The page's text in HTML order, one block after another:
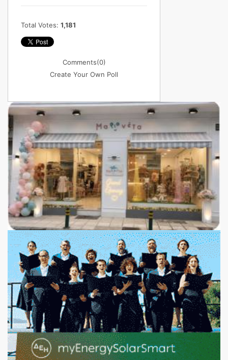
Total Votes: 1,181
Comments(0)
Create Your Own Poll